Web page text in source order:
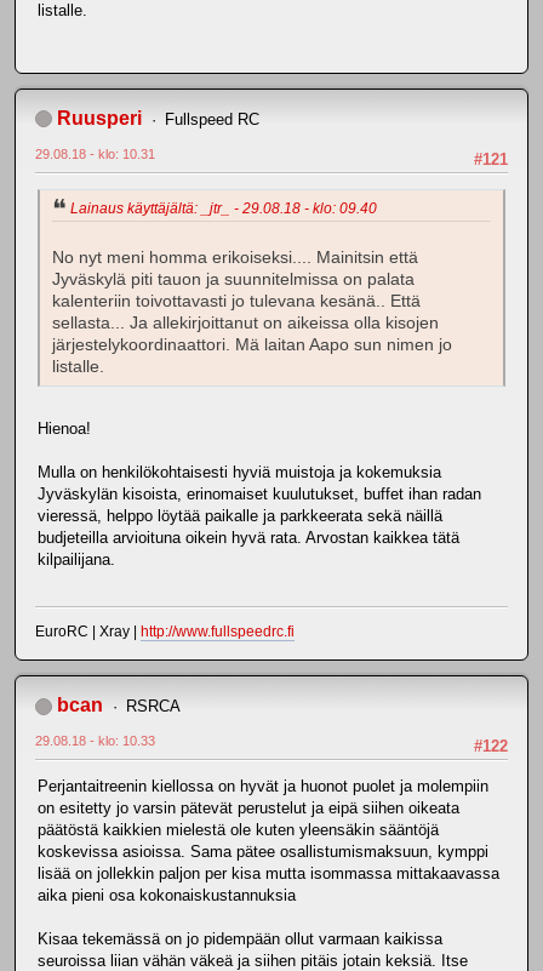
listalle.
Ruusperi Fullspeed RC
#121
29.08.18 - klo: 10.31
Lainaus käyttäjältä: _jtr_ - 29.08.18 - klo: 09.40
No nyt meni homma erikoiseksi.... Mainitsin että
Jyväskylä piti tauon ja suunnitelmissa on palata
kalenteriin toivottavasti jo tulevana kesänä.. Että
sellasta... Ja allekirjoittanut on aikeissa olla kisojen
järjestelykoordinaattori. Mä laitan Aapo sun nimen jo
listalle.
Hienoa!
Mulla on henkilökohtaisesti hyviä muistoja ja kokemuksia
Jyväskylän kisoista, erinomaiset kuulutukset, buffet ihan radan
vieressä, helppo löytää paikalle ja parkkeerata sekä näillä
budjeteilla arvioituna oikein hyvä rata. Arvostan kaikkea tätä
kilpailijana.
EuroRC | Xray | http://www.fullspeedrc.fi
bcan RSRCA
#122
29.08.18 - klo: 10.33
Perjantaitreenin kiellossa on hyvät ja huonot puolet ja molempiin
on esitetty jo varsin pätevät perustelut ja eipä siihen oikeata
päätöstä kaikkien mielestä ole kuten yleensäkin sääntöjä
koskevissa asioissa. Sama pätee osallistumismaksuun, kymppi
lisää on jollekkin paljon per kisa mutta isommassa mittakaavassa
aika pieni osa kokonaiskustannuksia
Kisaa tekemässä on jo pidempään ollut varmaan kaikissa
seuroissa liian vähän väkeä ja siihen pitäis jotain keksiä. Itse